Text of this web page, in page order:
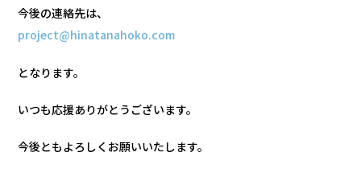
今後の連絡先は、
project@hinatanahoko.com
となります。
いつも応援ありがとうございます。
今後ともよろしくお願いいたします。